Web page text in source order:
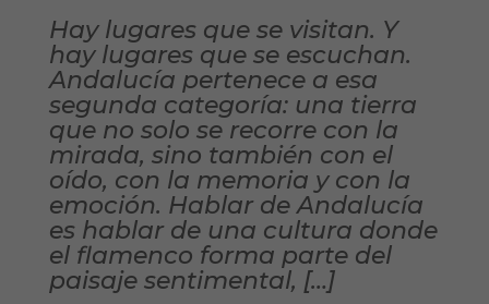
Hay lugares que se visitan. Y
hay lugares que se escuchan.
Andalucía pertenece a esa
segunda categoría: una tierra
que no solo se recorre con la
mirada, sino también con el
oído, con la memoria y con la
emoción. Hablar de Andalucía
es hablar de una cultura donde
el flamenco forma parte del
paisaje sentimental, […]